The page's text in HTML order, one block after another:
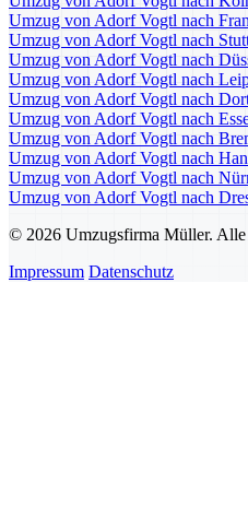
Umzug von Adorf Vogtl nach
Umzug von Adorf Vogtl nach
Umzug von Adorf Vogtl nach
Umzug von Adorf Vogtl nach
Umzug von Adorf Vogtl nach
Umzug von Adorf Vogtl nach
Umzug von Adorf Vogtl nach
Umzug von Adorf Vogtl nach
Umzug von Adorf Vogtl nach
Umzug von Adorf Vogtl nach
© 2026 Umzugsfirma Müller. Alle
Impressum Datenschutz